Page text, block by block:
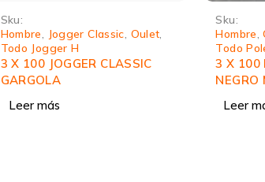
Sku:
Hombre
Oulet,Polera Clasica,
Todo Poleras H
3 X 100 POLERA CLASSIC
NEGRO MAXETA
Leer más
Sku:
Hombre ,
3 X 100